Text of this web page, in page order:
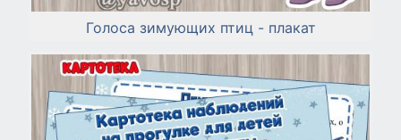
Голоса зимующих птиц - плакат